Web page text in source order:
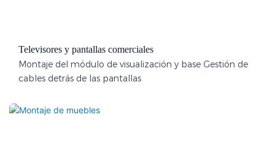
Televisores y pantallas comerciales
Montaje del módulo de visualización y base Gestión de
cables detrás de las pantallas